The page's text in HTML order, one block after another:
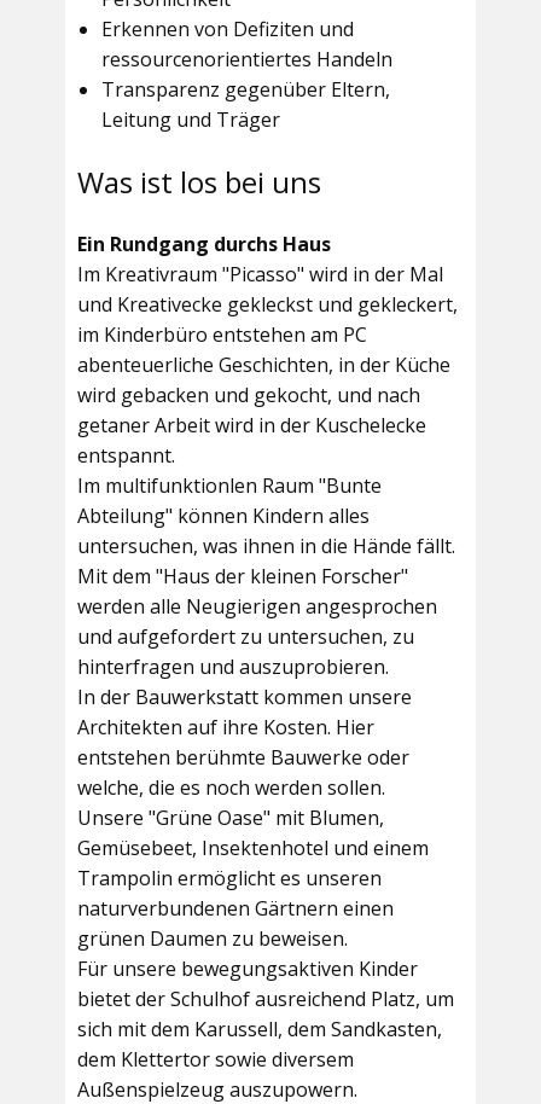
Erkennen von Defiziten und
ressourcenorientiertes Handeln
Transparenz gegenüber Eltern,
Leitung und Träger
Was ist los bei uns
Ein Rundgang durchs Haus
Im Kreativraum "Picasso" wird in der Mal
und Kreativecke gekleckst und gekleckert,
im Kinderbüro entstehen am PC
abenteuerliche Geschichten, in der Küche
wird gebacken und gekocht, und nach
getaner Arbeit wird in der Kuschelecke
entspannt.
Im multifunktionlen Raum "Bunte
Abteilung" können Kindern alles
untersuchen, was ihnen in die Hände fällt.
Mit dem "Haus der kleinen Forscher"
werden alle Neugierigen angesprochen
und aufgefordert zu untersuchen, zu
hinterfragen und auszuprobieren.
In der Bauwerkstatt kommen unsere
Architekten auf ihre Kosten. Hier
entstehen berühmte Bauwerke oder
welche, die es noch werden sollen.
Unsere "Grüne Oase" mit Blumen,
Gemüsebeet, Insektenhotel und einem
Trampolin ermöglicht es unseren
naturverbundenen Gärtnern einen
grünen Daumen zu beweisen.
Für unsere bewegungsaktiven Kinder
bietet derSchulhofausreichend Platz, um
sich mit dem Karussell, dem Sandkasten,
dem Klettertor sowie diversem
Außenspielzeug auszupowern.